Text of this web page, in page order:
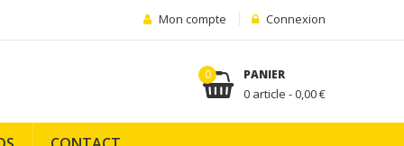
Connexion
Mon compte
PANIER
0 article - 0,00 €
0